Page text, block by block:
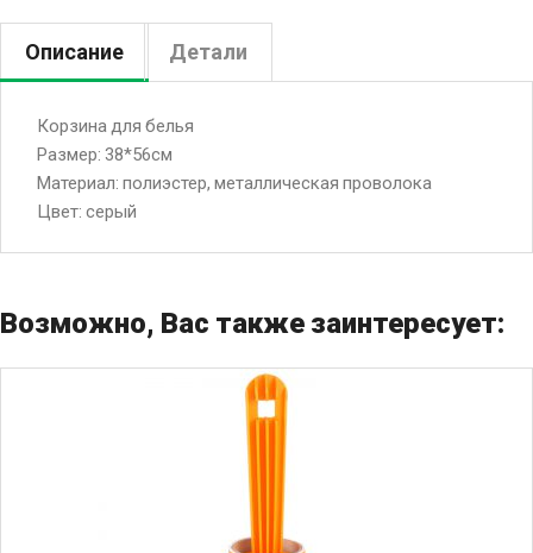
Описание Детали
Корзина для белья
Размер: 38*56см
Материал: полиэстер, металлическая проволока
Цвет: серый
Возможно, Вас также заинтересует: